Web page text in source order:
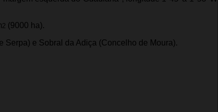
2 (9000 ha).
e Sobral da Adiça (Concelho de Moura).